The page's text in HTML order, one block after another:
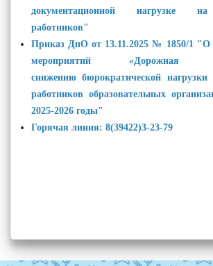
документационной нагрузке на
работников"
Приказ ДпО от 13.11.2025 № 1850/1 "О
мероприятий
снижению бюрократической нагрузки
работников образовательных
2025-2026 годы"
Горячая линия: 8(39422)3-23-79